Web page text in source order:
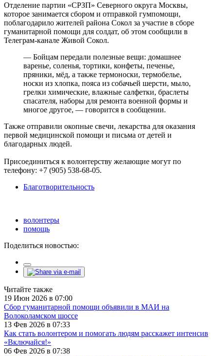
Отделение партии «СРЗП» Северного округа Москвы,
которое занимается сбором и отправкой гумпомощи,
поблагодарило жителей района Сокол за участие в сборе
гуманитарной помощи для солдат, об этом сообщили в
Телеграм-канале Живой Сокол.
— Бойцам передали полезные вещи: домашнее
варенье, соленья, тортики, конфеты, печенье,
пряники, мёд, а также термоноски, термобелье,
носки из хлопка, пояса из собачьей шерсти, мыло,
грелки химические, влажные салфетки, браслеты
спасателя, наборы для ремонта военной формы и
многое другое, — говорится в сообщении.
Также отправили окопные свечи, лекарства для оказания
первой медицинской помощи и письма от детей и
благодарных людей.
Присоединиться к волонтерству желающие могут по
телефону: +7 (905) 538-68-05.
Благотворительность
волонтеры
помощь
Поделиться новостью:
Читайте также
19 Июн 2026 в 07:00
Сбор гуманитарной помощи объявили в МАИ на
Волоколамском шоссе
13 Фев 2026 в 07:33
Как стать волонтером и помогать людям расскажет интенсив
«Включайся!»
06 Фев 2026 в 07:38